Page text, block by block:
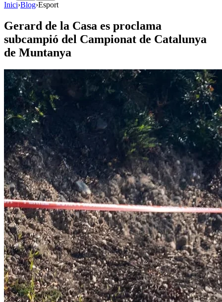
Inici›Blog›Esport
Gerard de la Casa es proclama
subcampió del Campionat de Catalunya
de Muntanya